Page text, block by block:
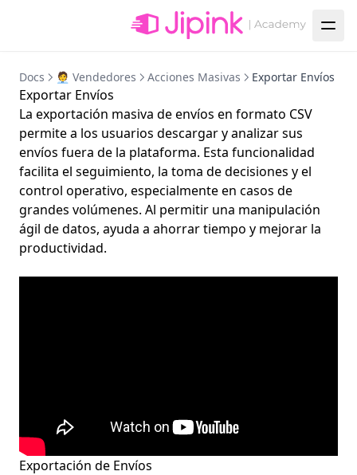
Docs 🧑‍💼 Vendedores Acciones Masivas Exportar Envíos
Exportar Envíos
La exportación masiva de envíos en formato CSV
permite a los usuarios descargar y analizar sus
envíos fuera de la plataforma. Esta funcionalidad
facilita el seguimiento, la toma de decisiones y el
control operativo, especialmente en casos de
grandes volúmenes. Al permitir una manipulación
ágil de datos, ayuda a ahorrar tiempo y mejorar la
productividad.
Exportación de Envíos